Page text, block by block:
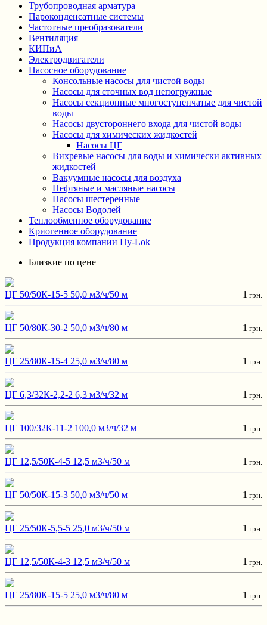
Трубопроводная арматура
Пароконденсатные системы
Частотные преобразователи
Вентиляция
КИПиА
Электродвигатели
Насосное оборудование
Консольные насосы для чистой воды
Насосы для сточных вод непогружные
Насосы секционные многоступенчатые для чистой
воды
Насосы двустороннего входа для чистой воды
Насосы для химических жидкостей
Насосы ЦГ
Вихревые насосы для воды и химически активных
жидкостей
Вакуумные насосы для воздуха
Нефтяные и масляные насосы
Насосы шестеренные
Насосы Водолей
Теплообменное оборудование
Криогенное оборудование
Продукция компании Hy-Lok
Близкие по цене
ЦГ 50/50К-15-5 50,0 м3/ч/50 м 1 грн.
ЦГ 50/80К-30-2 50,0 м3/ч/80 м 1 грн.
ЦГ 25/80К-15-4 25,0 м3/ч/80 м 1 грн.
ЦГ 6,3/32К-2,2-2 6,3 м3/ч/32 м 1 грн.
ЦГ 100/32К-11-2 100,0 м3/ч/32 м 1 грн.
ЦГ 12,5/50К-4-5 12,5 м3/ч/50 м 1 грн.
ЦГ 50/50К-15-3 50,0 м3/ч/50 м 1 грн.
ЦГ 25/50К-5,5-5 25,0 м3/ч/50 м 1 грн.
ЦГ 12,5/50К-4-3 12,5 м3/ч/50 м 1 грн.
ЦГ 25/80К-15-5 25,0 м3/ч/80 м 1 грн.